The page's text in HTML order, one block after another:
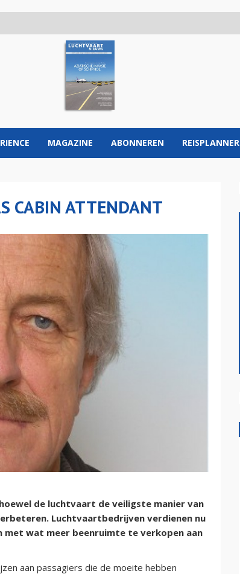
MAGAZINE ABONNEREN REISPLANNER
CABIN ATTENDANT
de luchtvaart de veiligste manier van
Luchtvaartbedrijven verdienen nu
met wat meer beenruimte te verkopen aan
aan passagiers die de moeite hebben